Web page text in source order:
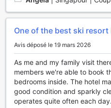
environnantes. Pour les
centre de fitness entièrement
supplémentaire. Vous pourrez
équipements modernes,
pendant votre séjour.
Les installations sportives ne
New Otani offre également
matchs amicaux, ainsi que
pour les amateurs de glisse.
skieur expérimenté, des
One of the best ski resort
Avis déposé le 19 mars 2026
As me and my family visit
members we're able to book
bedrooms inside. The hotel
good condition and sparkly
operates quite often each